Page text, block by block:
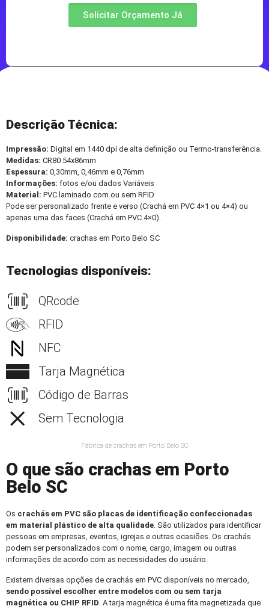
Solicitar Orçamento Já
Descrição Técnica:
Impressão: Digital em 1440 dpi de alta definição ou Termo-transferência.
Medidas: CR80 54x86mm
Espessura: 0,30mm, 0,46mm e 0,76mm
Informações: fotos e/ou dados Variáveis
Material: PVC laminado com ou sem RFID
Pode ser personalizado frente e verso (Crachá em PVC 4×1 ou 4×4) ou
apenas uma das faces (Crachá em PVC 4×0).
Disponibilidade: crachas em Porto Belo SC
Tecnologias disponíveis:
QRcode
RFID
NFC
Tarja Magnética
Código de Barras
Sem Tecnologia
Fábrica de crachas em Porto Belo SC
O que são crachas em Porto
Belo SC
Os crachás em PVC são placas de identificação confeccionadas
em material plástico de alta qualidade. São utilizados para identificar
pessoas em empresas, eventos, igrejas e outras ocasiões. Os crachás
podem ser personalizados com o nome, cargo, imagem ou outras
informações de acordo com as necessidades do usuário.
Existem diversas opções de crachás em PVC disponíveis no mercado,
sendo possível escolher entre modelos com ou sem tarja
magnética ou CHIP RFID. A tarja magnética é uma fita magnetizada que